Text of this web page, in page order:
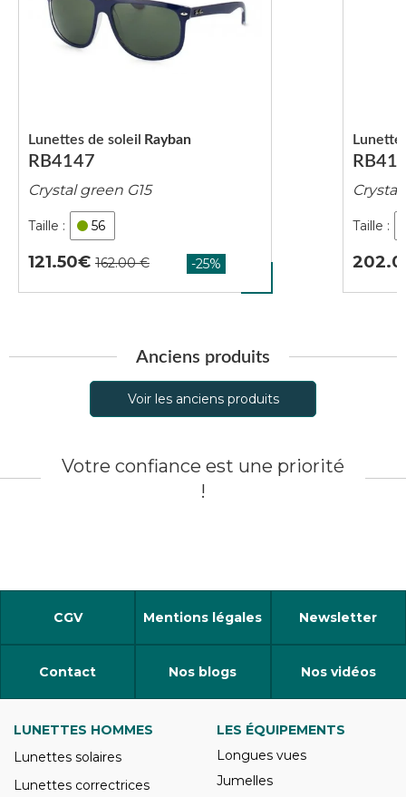
RB4147
Lunettes de soleil Rayban
Crystal green G15
56
121.50
Anciens produits
Voir les anciens produits
Votre confiance est une priorité
!
CGV Mentions légales Newsletter
Contact Nos blogs Nos vidéos
LUNETTES HOMMES
Lunettes solaires
Lunettes correctrices
LES ÉQUIPEMENTS
Longues vues
Jumelles